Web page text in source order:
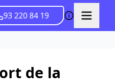
93 220 84 19
de la